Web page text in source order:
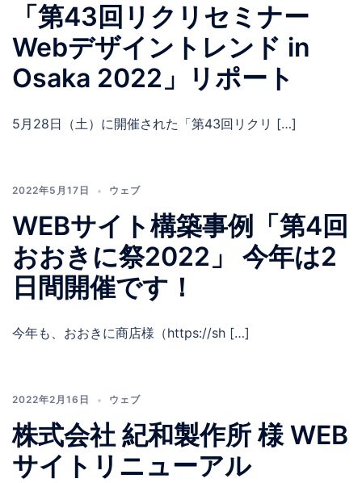
「第43回リクリセミナー
Webデザイントレンド in
Osaka 2022」リポート
5月28日（土）に開催された「第43回リクリ […]
2022年5月17日 ウェブ
WEBサイト構築事例「第4回
おおきに祭2022」 今年は2
日間開催です！
今年も、おおきに商店様（https://sh […]
2022年2月16日 ウェブ
株式会社 紀和製作所 様 WEB
サイトリニューアル